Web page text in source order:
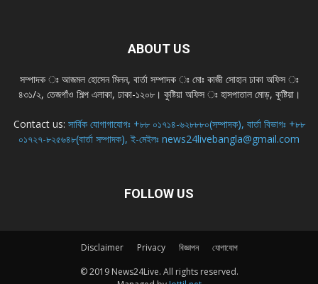
ABOUT US
সম্পাদক ঃ আজমল হোসেন মিলন, বার্তা সম্পাদক ঃ মোঃ কাজী সোহান ঢাকা অফিস ঃ
৪৩১/২, তেজগাঁও শিল্প এলাকা, ঢাকা-১২০৮। কুষ্টিয়া অফিস ঃ হাসপাতাল মোড়, কুষ্টিয়া।
Contact us: সার্বিক যোগাগাযোগঃ +৮৮ ০১৭১৪-৬২৮৮৮০(সম্পাদক), বার্তা বিভাগঃ +৮৮
০১৭২৭-৮২৫৬৪৮(বার্তা সম্পাদক), ই-মেইলঃ news24livebangla@gmail.com
FOLLOW US
Disclaimer Privacy বিজ্ঞাপন
যোগাযোগ
© 2019 News24Live. All rights reserved.